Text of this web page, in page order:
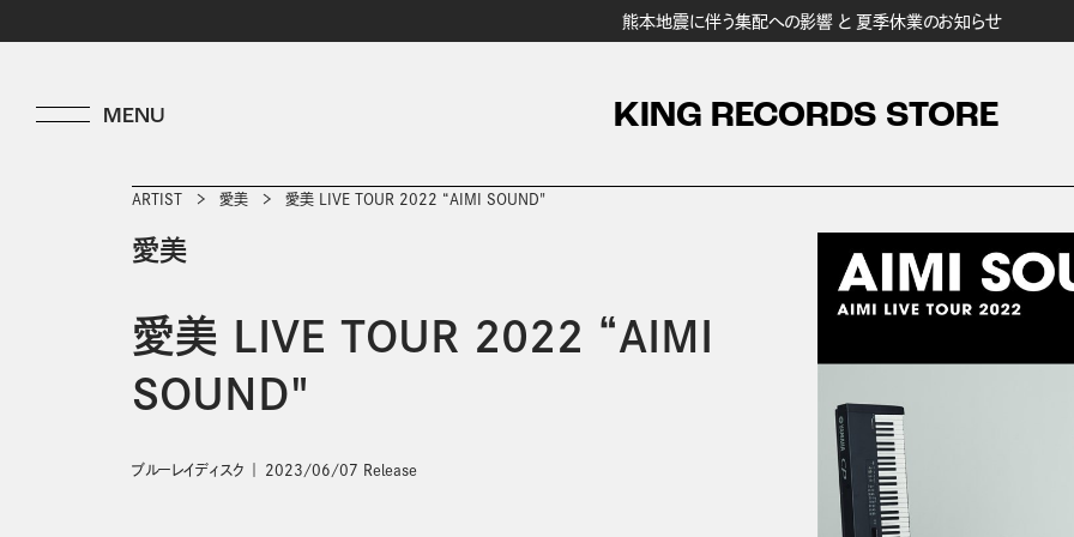
熊本地震に伴う集配への影響 と 夏季休業のお知らせ
KING RECORDS STORE
ARTIST 愛美 愛美 LIVE TOUR 2022 “AIMI SOUND"
愛美
愛美 LIVE TOUR 2022 “AIMI
SOUND"
ブルーレイディスク 2023/06/07 Release